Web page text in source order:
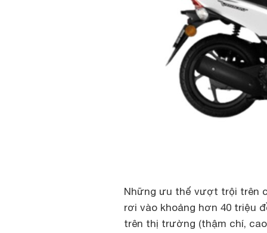
Những ưu thế vượt trội trên
rơi vào khoảng hơn 40 triệu
trên thị trường (thậm chí,